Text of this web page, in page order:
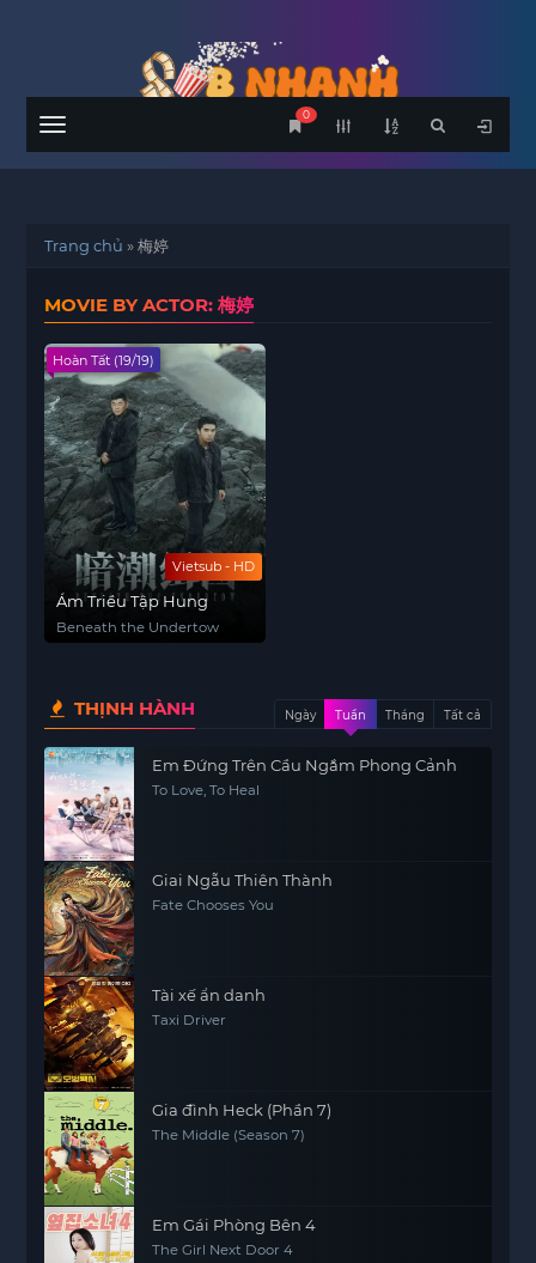
Menu
0
Trang chủ »梅婷
MOVIE BY ACTOR: 梅婷
Vietsub - HD
Hoàn Tất (19/19)
Ám Triều Tập Hung
Beneath the Undertow
THỊNH HÀNH Ngày Tuần Tháng Tất cả
Em Đứng Trên Cầu Ngắm Phong Cảnh
To Love, To Heal
Giai Ngẫu Thiên Thành
Fate Chooses You
Tài xế ẩn danh
Taxi Driver
Gia đình Heck (Phần 7)
The Middle (Season 7)
Em Gái Phòng Bên 4
The Girl Next Door 4